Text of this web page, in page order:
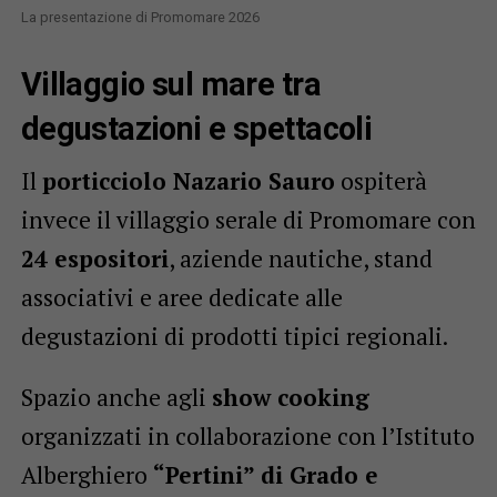
La presentazione di Promomare 2026
Villaggio sul mare tra
degustazioni e spettacoli
Il porticciolo Nazario Sauro ospiterà
invece il villaggio serale di Promomare con
24 espositori, aziende nautiche, stand
associativi e aree dedicate alle
degustazioni di prodotti tipici regionali.
Spazio anche agli show cooking
organizzati in collaborazione con l’Istituto
Alberghiero “Pertini” di Grado e